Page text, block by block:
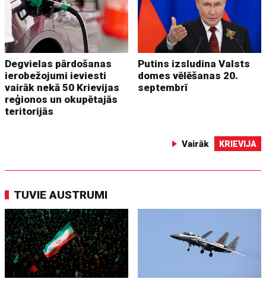
Degvielas pārdošanas
ierobežojumi ieviesti
vairāk nekā 50 Krievijas
reģionos un okupētajās
teritorijās
Putins izsludina Valsts
domes vēlēšanas 20.
septembrī
Vairāk KRIEVIJA
TUVIE AUSTRUMI